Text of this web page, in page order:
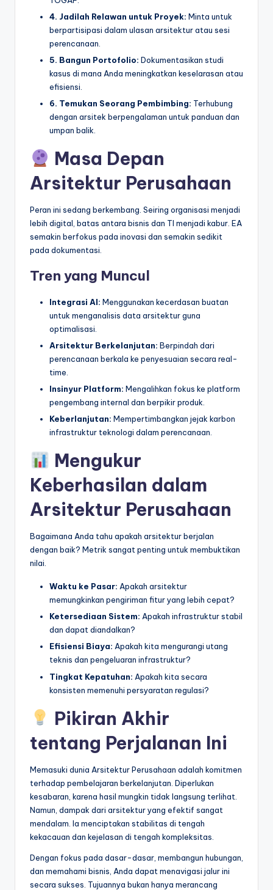
4. Jadilah Relawan untuk Proyek: Minta untuk
berpartisipasi dalam ulasan arsitektur atau sesi
perencanaan.
5. Bangun Portofolio: Dokumentasikan studi
kasus di mana Anda meningkatkan keselarasan atau
efisiensi.
6. Temukan Seorang Pembimbing: Terhubung
dengan arsitek berpengalaman untuk panduan dan
umpan balik.
Masa Depan
Arsitektur Perusahaan
Peran ini sedang berkembang. Seiring organisasi menjadi
lebih digital, batas antara bisnis dan TI menjadi kabur. EA
semakin berfokus pada inovasi dan semakin sedikit
pada dokumentasi.
Tren yang Muncul
Integrasi AI: Menggunakan kecerdasan buatan
untuk menganalisis data arsitektur guna
optimalisasi.
Arsitektur Berkelanjutan: Berpindah dari
perencanaan berkala ke penyesuaian secara real-
time.
Insinyur Platform: Mengalihkan fokus ke platform
pengembang internal dan berpikir produk.
Keberlanjutan: Mempertimbangkan jejak karbon
infrastruktur teknologi dalam perencanaan.
Mengukur
Keberhasilan dalam
Arsitektur Perusahaan
Bagaimana Anda tahu apakah arsitektur berjalan
dengan baik? Metrik sangat penting untuk membuktikan
nilai.
Waktu ke Pasar: Apakah arsitektur
memungkinkan pengiriman fitur yang lebih cepat?
Ketersediaan Sistem: Apakah infrastruktur stabil
dan dapat diandalkan?
Efisiensi Biaya: Apakah kita mengurangi utang
teknis dan pengeluaran infrastruktur?
Tingkat Kepatuhan: Apakah kita secara
konsisten memenuhi persyaratan regulasi?
Pikiran Akhir
tentang Perjalanan Ini
Memasuki dunia Arsitektur Perusahaan adalah komitmen
terhadap pembelajaran berkelanjutan. Diperlukan
kesabaran, karena hasil mungkin tidak langsung terlihat.
Namun, dampak dari arsitektur yang efektif sangat
mendalam. Ia menciptakan stabilitas di tengah
kekacauan dan kejelasan di tengah kompleksitas.
Dengan fokus pada dasar-dasar, membangun hubungan,
dan memahami bisnis, Anda dapat menavigasi jalur ini
secara sukses. Tujuannya bukan hanya merancang